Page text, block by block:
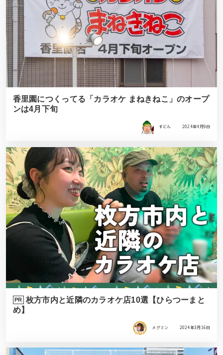
香里園につくってる「カラオケ まねきねこ」のオープ
ンは4月下旬
すどん 2024年4月9日
PR
枚方市内と近隣のカラオケ店10選【ひらつーまと
め】
メグミン 2024年3月16日